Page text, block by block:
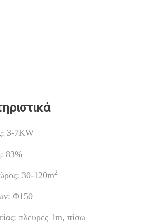
3-7KW
83%
30-120m2
Φ150
πλευρές 1m, πίσω